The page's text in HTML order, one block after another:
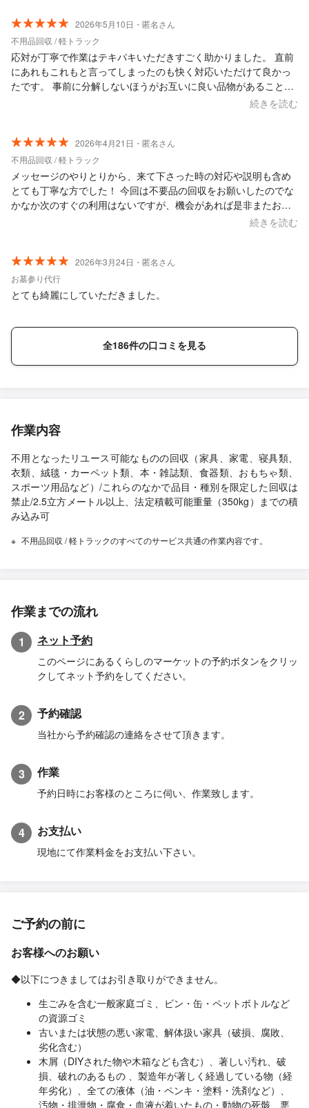
2026年5月10日・匿名さん
不用品回収 / 軽トラック
応対が丁寧で作業はテキパキいただきすごく助かりました。 直前
にあれもこれもと言ってしまったのも快く対応いただけて良かっ
たです。 事前に分解しないほうがお互いに良い品物があることを
続きを読む
2026年4月21日・匿名さん
不用品回収 / 軽トラック
メッセージのやりとりから、来て下さった時の対応や説明も含め
とても丁寧な方でした！ 今回は不要品の回収をお願いしたのでな
かなか次のすぐの利用はないですが、機会があれば是非またお願
続きを読む
2026年3月24日・匿名さん
お墓参り代行
とても綺麗にしていただきました。
全186件の口コミを見る
作業内容
不用となったリユース可能なものの回収（家具、家電、寝具類、
衣類、絨毯・カーペット類、本・雑誌類、食器類、おもちゃ類、
スポーツ用品など）/これらのなかで品目・種別を限定した回収は
禁止/2.5立方メートル以上、法定積載可能重量（350kg）までの積
み込み可
不用品回収 / 軽トラックのすべてのサービス共通の作業内容です。
作業までの流れ
1 ネット予約
このページにあるくらしのマーケットの予約ボタンをクリッ
クしてネット予約をしてください。
2 予約確認
当社から予約確認の連絡をさせて頂きます。
3 作業
予約日時にお客様のところに伺い、作業致します。
4 お支払い
現地にて作業料金をお支払い下さい。
ご予約の前に
お客様へのお願い
◆以下につきましてはお引き取りができません。
生ごみを含む一般家庭ゴミ、ビン・缶・ペットボトルなど
の資源ゴミ
古いまたは状態の悪い家電、解体扱い家具（破損、腐敗、
劣化含む）
木屑（DIYされた物や木箱なども含む）、著しい汚れ、破
損、破れのあるもの 、製造年が著しく経過している物（経
年劣化）、全ての液体（油・ペンキ・塗料・洗剤など）、
汚物・排泄物・腐食・血液が着いたもの・動物の死骸、悪